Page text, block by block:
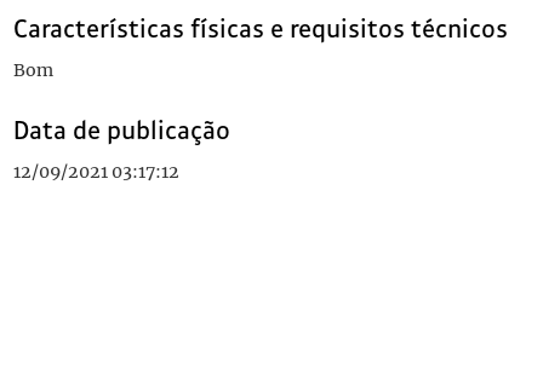
Características físicas e requisitos técnicos
Bom
Data de publicação
12/09/2021 03:17:12